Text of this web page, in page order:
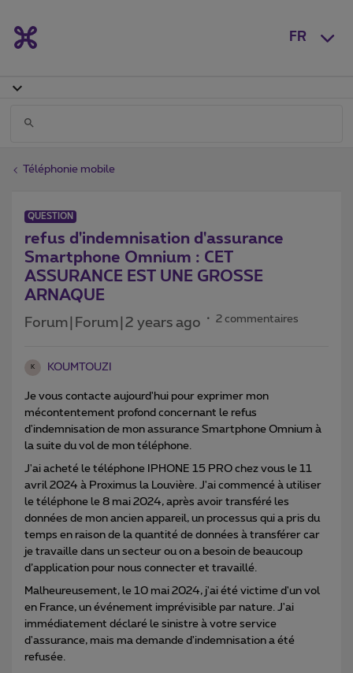
FR
Téléphonie mobile
QUESTION
refus d'indemnisation d'assurance
Smartphone Omnium : CET
ASSURANCE EST UNE GROSSE
ARNAQUE
Forum|Forum|2 years ago 2 commentaires
K KOUMTOUZI
Je vous contacte aujourd'hui pour exprimer mon
mécontentement profond concernant le refus
d'indemnisation de mon assurance Smartphone Omnium à
la suite du vol de mon téléphone.
J'ai acheté le téléphone IPHONE 15 PRO chez vous le 11
avril 2024 à Proximus la Louvière. J'ai commencé à utiliser
le téléphone le 8 mai 2024, après avoir transféré les
données de mon ancien appareil, un processus qui a pris du
temps en raison de la quantité de données à transférer car
je travaille dans un secteur ou on a besoin de beaucoup
d’application pour nous connecter et travaillé.
Malheureusement, le 10 mai 2024, j'ai été victime d'un vol
en France, un événement imprévisible par nature. J'ai
immédiatement déclaré le sinistre à votre service
d'assurance, mais ma demande d'indemnisation a été
refusée.